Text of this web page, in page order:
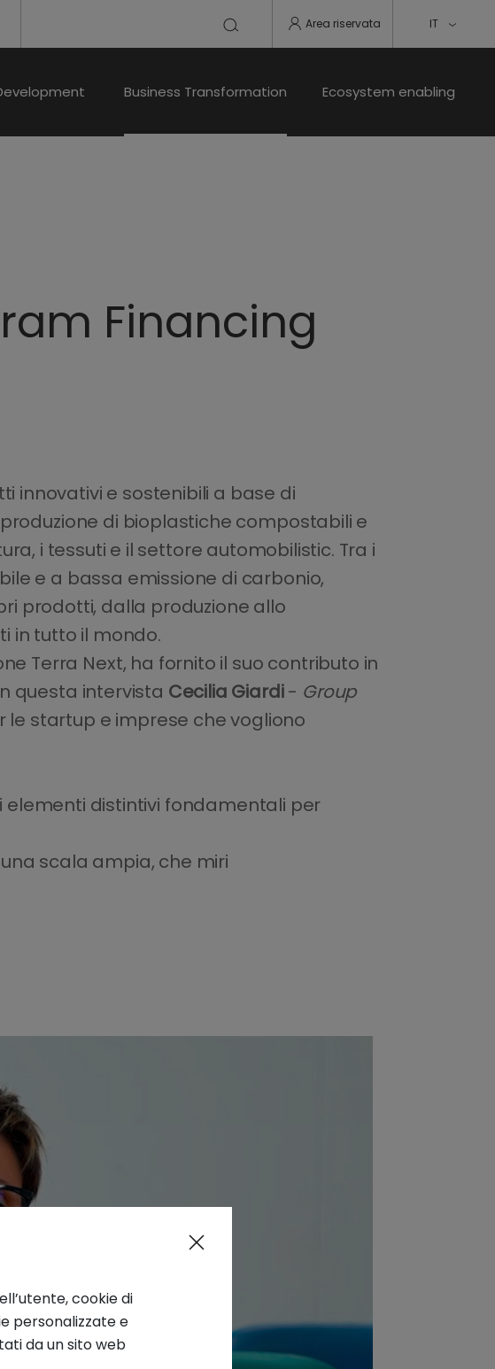
Area riservata IT
Business Transformation Ecosystem enabling
Financing
innovativi e sostenibili a base di
di bioplastiche compostabili e
i tessuti e il settore automobilistic. Tra i
e a bassa emissione di carbonio,
prodotti, dalla produzione allo
in tutto il mondo.
Terra Next, ha fornito il suo contributo in
questa intervista Cecilia Giardi- Group
startup e imprese che vogliono
elementi distintivi fondamentali per
scala ampia, che miri
cookie di
personalizzate e
da un sito web